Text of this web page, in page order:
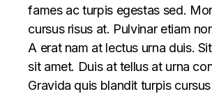
fames ac turpis egestas sed.
cursus risus at. Pulvinar etiam
A erat nam at lectus urna duis.
sit amet. Duis at tellus at urna
Gravida quis blandit turpis